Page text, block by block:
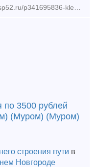
Предложение (продажа) https://vsp52.ru/p341695836-klemma-novaya-gost.html Клемма промежуточная ПК новая ГОСТ 22343-90 Масса, кг: 0, 66 Размер (д/
3500 рублей
(Муром) (Муром)
строения пути в
Новгороде